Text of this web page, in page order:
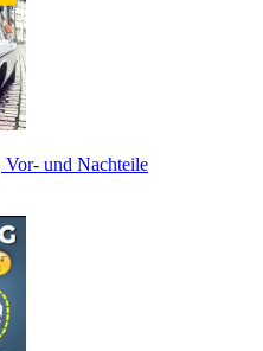
Vor- und Nachteile